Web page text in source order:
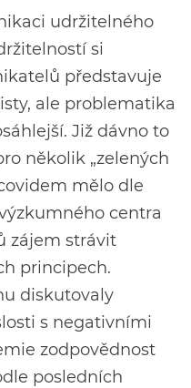
udržitelného
si
představuje
ale problematika
Již dávno to
několik „zelených
mělo dle
centra
zájem strávit
principech.
diskutovaly
s negativními
zodpovědnost
posledních